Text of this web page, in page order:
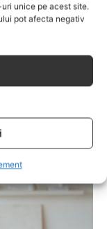
unice pe acest site.
pot afecta negativ
Cumpără-
de la